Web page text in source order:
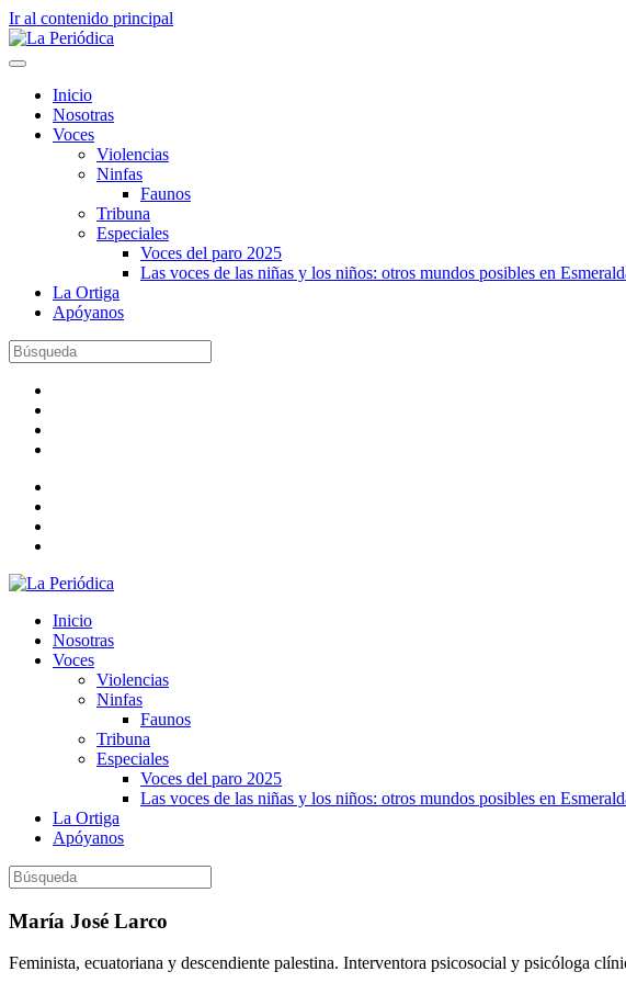
Ir al contenido principal
Inicio
Nosotras
Voces
Violencias
Ninfas
Faunos
Tribuna
Especiales
Voces del paro 2025
Las voces de las niñas y los niños: otros mundos posibles en
La Ortiga
Apóyanos
Inicio
Nosotras
Voces
Violencias
Ninfas
Faunos
Tribuna
Especiales
Voces del paro 2025
Las voces de las niñas y los niños: otros mundos posibles en
La Ortiga
Apóyanos
María José Larco
Feminista, ecuatoriana y descendiente palestina. Interventora psicosocial y psicóloga